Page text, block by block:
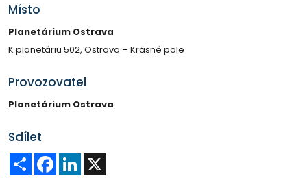
jak je vidí dětská fantazie.
Každý obraz je jedinečným spojením barev,
Místo
Planetárium Ostrava
K planetáriu 502, Ostrava – Krásné pole
Provozovatel
Planetárium Ostrava
Sdílet
Sdílet Facebook
LinkedIn